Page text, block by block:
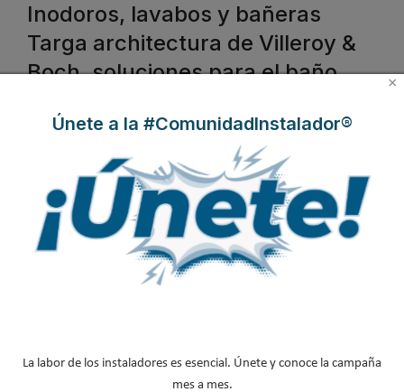
Inodoros, lavabos y bañeras
Targa architectura de Villeroy &
Boch, soluciones para el baño
Publicado en Hemeroteca Baños 23 Mar 2011
×
Únete a la #ComunidadInstalador®
La labor de los instaladores es esencial. Únete y conoce la campaña
mes a mes.